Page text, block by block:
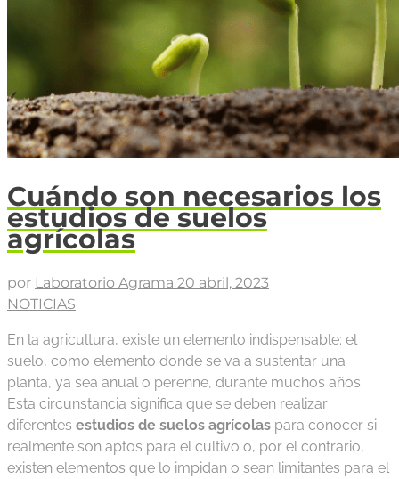
Cuándo son necesarios los
estudios de suelos
agrícolas
por Laboratorio Agrama 20 abril, 2023
NOTICIAS
En la agricultura, existe un elemento indispensable: el
suelo, como elemento donde se va a sustentar una
planta, ya sea anual o perenne, durante muchos años.
Esta circunstancia significa que se deben realizar
diferentes estudios de suelos agrícolas para conocer si
realmente son aptos para el cultivo o, por el contrario,
existen elementos que lo impidan o sean limitantes para el